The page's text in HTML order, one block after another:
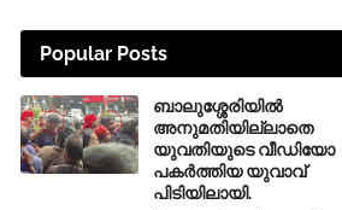
Popular Posts
ബാലുശ്ശേരിയിൽ
അനുമതിയില്ലാതെ
യുവതിയുടെ വീഡിയോ
പകർത്തിയ യുവാവ്
പിടിയിലായി.